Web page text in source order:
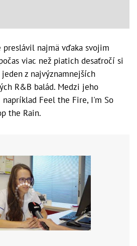
preslávil najmä vďaka svojim
viac než piatich desaťročí si
z najvýznamnejších
R&B balád. Medzi jeho
Feel the Fire, I'm So
the Rain.